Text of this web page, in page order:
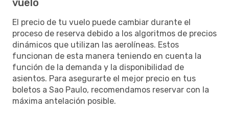
vuelo
El precio de tu vuelo puede cambiar durante el
proceso de reserva debido a los algoritmos de precios
dinámicos que utilizan las aerolíneas. Estos
funcionan de esta manera teniendo en cuenta la
función de la demanda y la disponibilidad de
asientos. Para asegurarte el mejor precio en tus
boletos a Sao Paulo, recomendamos reservar con la
máxima antelación posible.